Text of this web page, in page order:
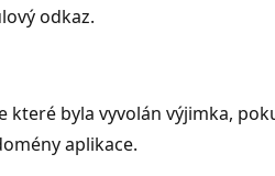
odkaz.
které byla vyvolán výjimka,
aplikace.